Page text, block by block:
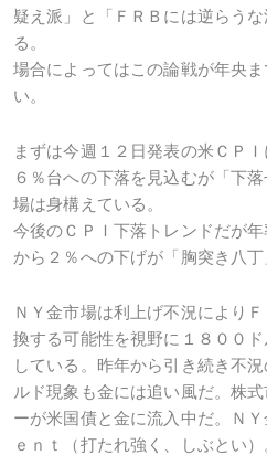
疑え派」と「ＦＲＢには逆らう
る。
場合によってはこの論戦が年央
い。
まずは今週１２日発表の米ＣＰ
６％台への下落を見込むが「下
場は身構えている。
今後のＣＰＩ下落トレンドだが年
から２％への下げが「胸突き八丁
ＮＹ金市場は利上げ不況により
換する可能性を視野に１８００
している。昨年から引き続き不
ルド現象も金には追い風だ。株
ーが米国債と金に流入中だ。Ｎ
ｅｎｔ（打たれ強く、しぶとい）